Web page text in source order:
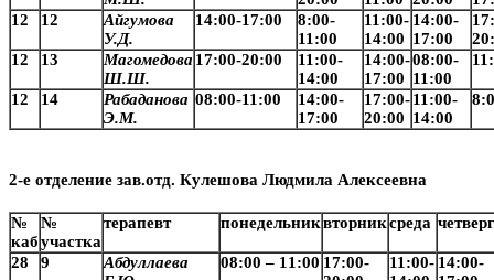
12
12
Айгумова
У.Д.
14:00-17:00
8:00-
11:00
11:00-
14:00
14:00-
17:00
12
13
Магомедова
Ш.Ш.
17:00-20:00
11:00-
14:00
14:00-
17:00
08:00-
11:00
12 14
Рабаданова
Э.М.
08:00-11:00
14:00-
17:00
17:00-
20:00
11:00-
14:00
2-е отделение зав.отд. Кулешова Людмила Алексеевна
№
каб
№
участка
терапевт понедельниквторниксреда четверг
28 9
Абдуллаева
08:00 – 11:00 17:00-
11:00- 14:00-